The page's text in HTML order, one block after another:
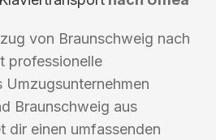
von Braunschweig nach
professionelle
Umzugsunternehmen
Braunschweig aus
dir einen umfassenden